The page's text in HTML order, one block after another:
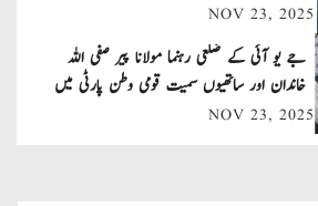
NOV 23,
جے یو آئی کے ضلعی رہنما مولانا پیر صفی اللہ
خاندان اور ساتھیوں سمیت قومی وطن پارٹی میں
شامل NOV 23,